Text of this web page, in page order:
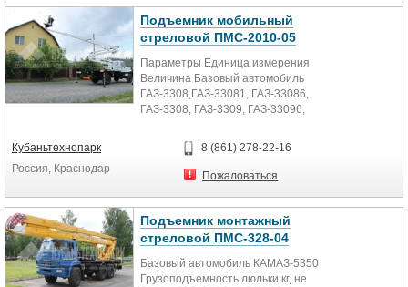
Подъемник мобильный
стреловой ПМС-2010-05
Параметры Единица измерения
Величина Базовый автомобиль
ГАЗ-3308,ГАЗ-33081, ГАЗ-33086,
ГАЗ-3308, ГАЗ-3309, ГАЗ-33096,
Кубаньтехнопарк
Россия, Краснодар
8 (861) 278-22-16
Пожаловаться
Подъемник монтажный
стреловой ПМС-328-04
Базовый автомобиль КАМАЗ-5350
Грузоподъемность люльки кг, не